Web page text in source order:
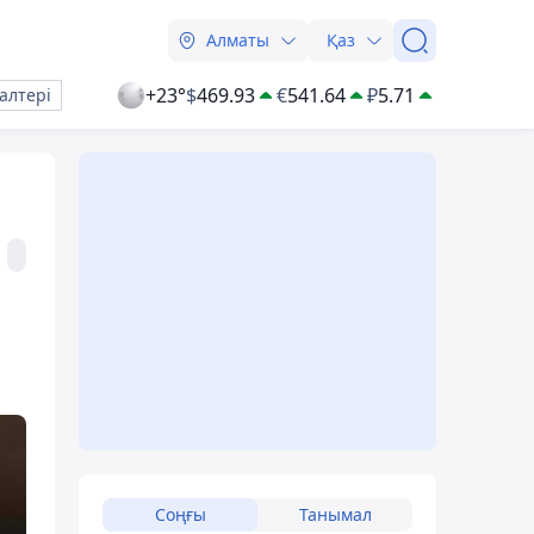
Алматы Қаз
+23°$469.93 €541.64 ₽5.71
Соңғы Танымал